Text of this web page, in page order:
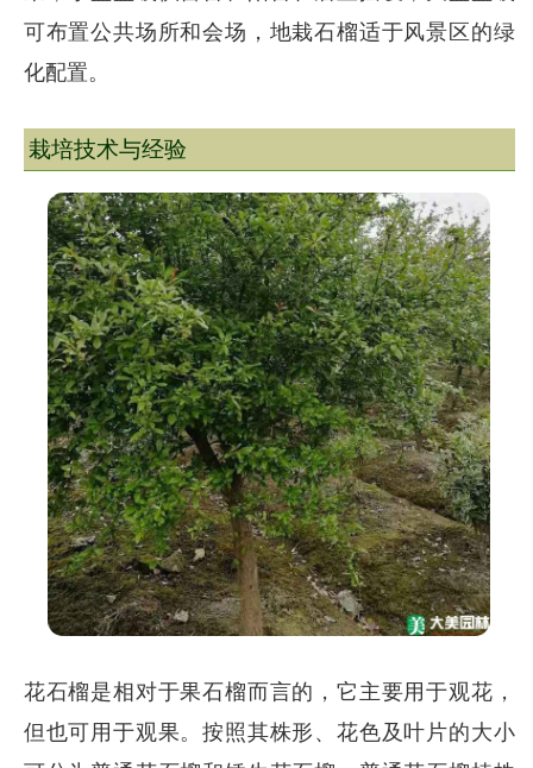
可布置公共场所和会场，地栽石榴适于风景区的绿
化配置。
栽培技术与经验
花石榴是相对于果石榴而言的，它主要用于观花，
但也可用于观果。按照其株形、花色及叶片的大小